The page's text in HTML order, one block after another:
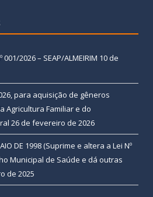
001/2026 – SEAP/ALMEIRIM 10 de
para aquisição de gêneros
Agricultura Familiar e do
26 de fevereiro de 2026
DE 1998 (Suprime e altera a Lei Nº
Municipal de Saúde e dá outras
de 2025